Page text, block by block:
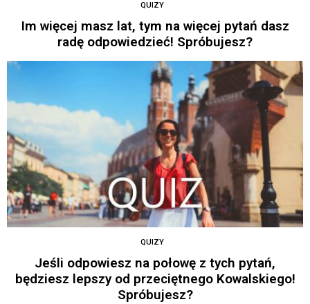
QUIZY
Im więcej masz lat, tym na więcej pytań dasz
radę odpowiedzieć! Spróbujesz?
QUIZY
Jeśli odpowiesz na połowę z tych pytań,
będziesz lepszy od przeciętnego Kowalskiego!
Spróbujesz?